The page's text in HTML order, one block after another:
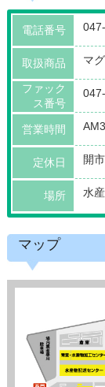
電話番号
取扱商品 マ
ファック
ス番号
営業時間
定休日 開
場所 水
マップ